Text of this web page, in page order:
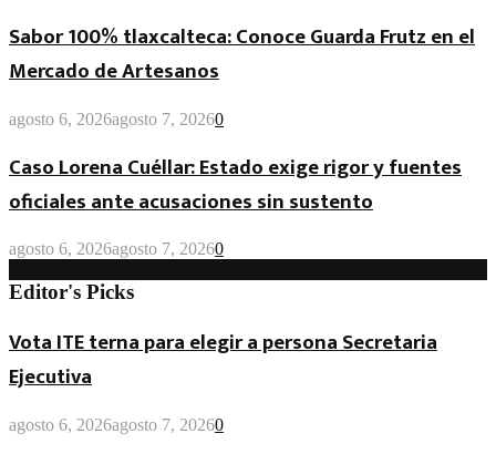
Sabor 100% tlaxcalteca: Conoce Guarda Frutz en el
Mercado de Artesanos
agosto 6, 2026agosto 7, 20260
Caso Lorena Cuéllar: Estado exige rigor y fuentes
oficiales ante acusaciones sin sustento
agosto 6, 2026agosto 7, 20260
Editor's Picks
Vota ITE terna para elegir a persona Secretaria
Ejecutiva
agosto 6, 2026agosto 7, 20260